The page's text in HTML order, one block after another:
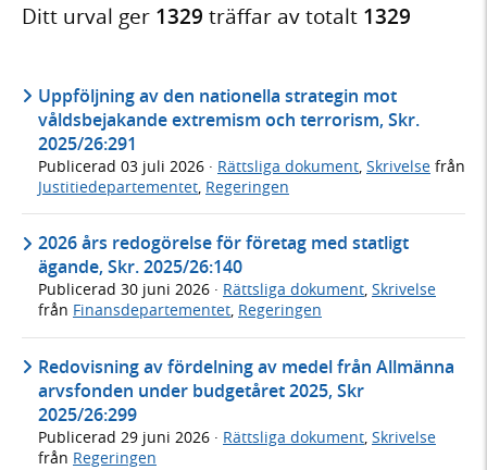
Ditt urval ger 1329 träffar av totalt 1329
Uppföljning av den nationella strategin mot
våldsbejakande extremism och terrorism, Skr.
2025/26:291
Publicerad 03 juli 2026 · Rättsliga dokument Skrivelse från
Justitiedepartementet Regeringen
2026 års redogörelse för företag med statligt
ägande, Skr. 2025/26:140
Publicerad 30 juni 2026 · Rättsliga dokument, Skrivelse
från Finansdepartementet, Regeringen
Redovisning av fördelning av medel från Allmänna
arvsfonden under budgetåret 2025, Skr
2025/26:299
Publicerad 29 juni 2026 · Rättsliga dokument, Skrivelse
från Regeringen